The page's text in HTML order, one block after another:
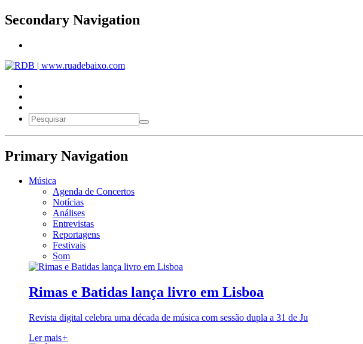
Secondary Navigation
Primary Navigation
Música
Agenda de Concertos
Notícias
Análises
Entrevistas
Reportagens
Festivais
Som
Rimas e Batidas lança livro em Lisboa
Revista digital celebra uma década de música com sessão dupla a 31 de Ju
Ler mais+